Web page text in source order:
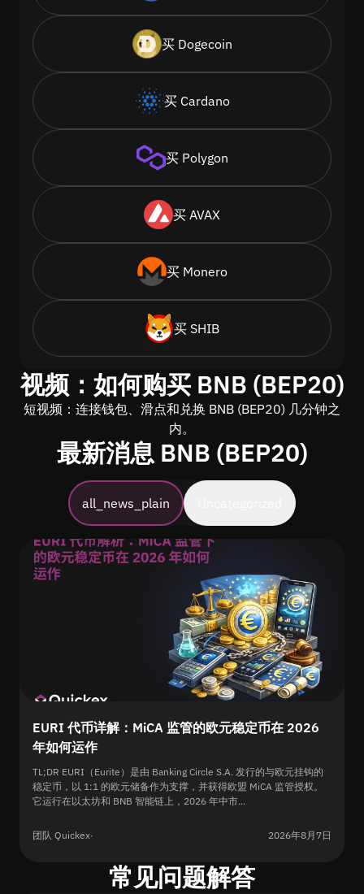
买 Dogecoin
买 Cardano
买 Polygon
买 AVAX
买 Monero
买 SHIB
视频：如何购买 BNB (BEP20)
短视频：连接钱包、滑点和兑换 BNB (BEP20) 几分钟之
内。
最新消息 BNB (BEP20)
all_news_plain
EURI 代币详解：MiCA 监管的欧元稳定币在 2026
年如何运作
TL;DR EURI（Eurite）是由 Banking Circle S.A. 发行的与欧元挂钩的
稳定币，以 1:1 的欧元储备作为支撑，并获得欧盟 MiCA 监管授权。
它运行在以太坊和 BNB 智能链上，2026 年中市...
团队 Quickex· 2026年8月7日
常见问题解答